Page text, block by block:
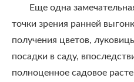
Еще одна
точки зрения ранней
получения цветов,
посадки в саду,
полноценное садовое